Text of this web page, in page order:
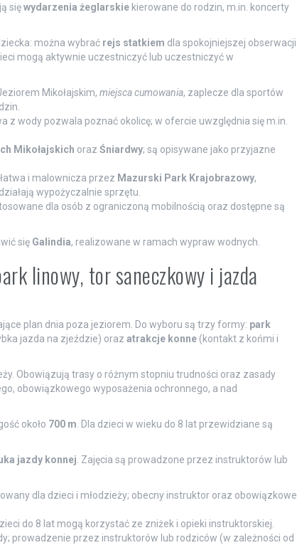
sięwydarzenia żeglarskiekierowane do rodzin, m.in. koncerty
można wybrać rejs statkiem dla spokojniejszej obserwacji
mogą aktywnie uczestniczyć lub uczestniczyć w
Mikołajskim, miejsca cumowania, zaplecze dla sportów
z wody pozwala poznać okolicę; w ofercie uwzględnia się m.in.
Mikołajskich oraz Śniardwy; są opisywane jako przyjazne
i malownicza przez Mazurski Park Krajobrazowy,
wypożyczalnie sprzętu.
dla osób z ograniczoną mobilnością oraz dostępne są
się Galindia, realizowane w ramach wypraw wodnych.
linowy, tor saneczkowy i jazda
plan dnia poza jeziorem. Do wyboru są trzy formy: park
jazda na zjeździe) oraz atrakcje konne(kontakt z końmi i
Obowiązują trasy o różnym stopniu trudności oraz zasady
obowiązkowego wyposażenia ochronnego, a nad
około 700 m . Dla dzieci w wieku do 8 lat przewidziane są
jazdy konnej . Zajęcia są prowadzone przez instruktorów lub
dla dzieci i młodzieży; obecny instruktor oraz obowiązkowe
do 8 lat mogą korzystać ze zniżek i opieki instruktorskiej.
prowadzenie przez instruktorów lub rodziców (w zależności od